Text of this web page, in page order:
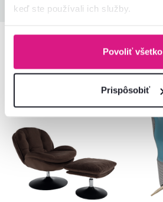
keď ste používali ich služby.
Povoliť všetko
Prispôsobiť
Podobné produkty